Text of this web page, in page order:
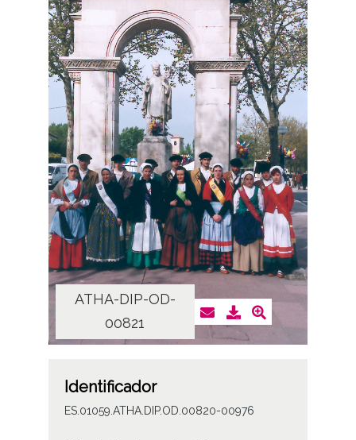
ATHA-DIP-OD-
00821
Identificador
ES.01059.ATHA.DIP.OD.00820-00976